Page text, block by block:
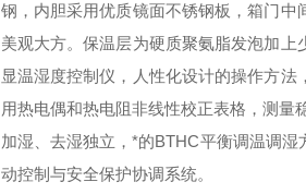
钢，内胆采用优质镜面不锈钢板，箱门
美观大方。保温层为硬质聚氨脂发泡加
显温湿度控制仪，人性化设计的操作方
用热电偶和热电阻非线性校正表格，测量
加湿、去湿独立，*的BTHC平衡调温调
动控制与安全保护协调系统。